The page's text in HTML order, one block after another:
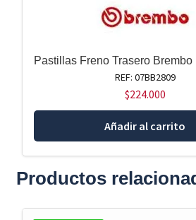
Pastillas Freno Trasero Brembo
REF: 07BB2809
$224.000
Añadir al carrito
Productos